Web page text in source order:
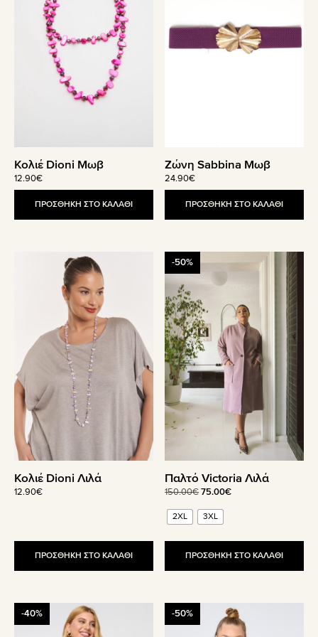
Κολιέ Dioni Μωβ
12.90€
ΠΡΟΣΘΗΚΗ ΣΤΟ ΚΑΛΑΘΙ
Ζώνη Sabbina Μωβ
24.90€
ΠΡΟΣΘΗΚΗ ΣΤΟ ΚΑΛΑΘΙ
Κολιέ Dioni Λιλά
12.90€
ΠΡΟΣΘΗΚΗ ΣΤΟ ΚΑΛΑΘΙ
-50%
Παλτό Victoria Λιλά
150.00€Original
was:
75.00€Η
75.00€.
2XL 3XL
ΠΡΟΣΘΗΚΗ ΣΤΟ ΚΑΛΑΘΙ
Αυτό
το
προϊόν
έχει
πολλαπλές
παραλλαγές.
Οι
επιλογές
μπορούν
να
επιλεγούν
στη
του
προϊόντος
-40%
Αυτό
το
-50%
Αυτό
το